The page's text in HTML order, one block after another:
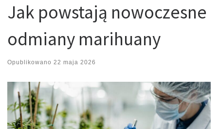
Jak powstają nowoczesne
odmiany marihuany
Opublikowano 22 maja 2026